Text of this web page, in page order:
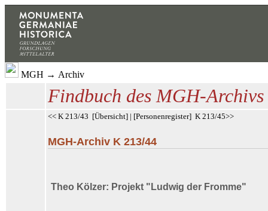
MGH → Archiv
Findbuch des MGH-Archivs
<< K 213/43 [Übersicht] | [Personenregister] K 213/45>>
MGH-Archiv K 213/44
Theo Kölzer: Projekt "Ludwig der Fromme"